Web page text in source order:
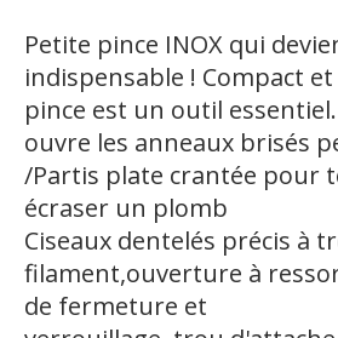
Petite pince INOX qui
indispensable ! Compact
pince est un outil essentiel.
ouvre les anneaux brisés
/Partis plate crantée pour
écraser un plomb
Ciseaux dentelés précis à
filament,ouverture à
de fermeture et